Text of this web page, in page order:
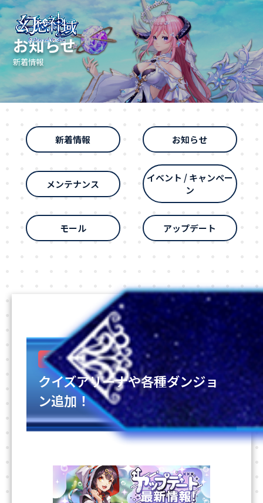
お知らせ
新着情報
新着情報 お知らせ
メンテナンス
イベント / キャンペー
ン
モール アップデート
アップデート 2026-05-13
クイズアリーナや各種ダンジョ
ン追加！